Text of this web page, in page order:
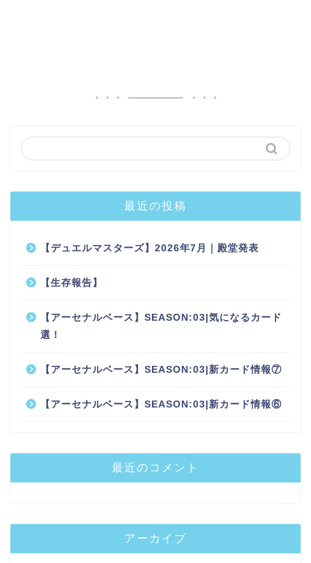
最近の投稿
【デュエルマスターズ】2026年7月｜殿堂発表
【生存報告】
【アーセナルベース】SEASON:03|気になるカード
選！
【アーセナルベース】SEASON:03|新カード情報⑦
【アーセナルベース】SEASON:03|新カード情報⑥
最近のコメント
アーカイブ